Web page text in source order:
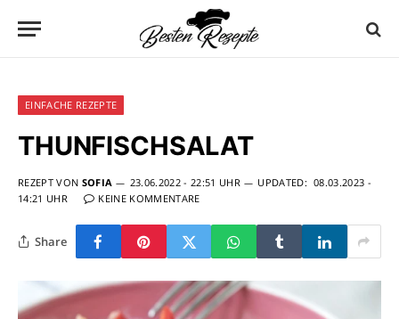
EINFACHE REZEPTE
THUNFISCHSALAT
REZEPT VON SOFIA 23.06.2022 - 22:51 UHR UPDATED: 08.03.2023 -
14:21 UHR
KEINE KOMMENTARE
Share